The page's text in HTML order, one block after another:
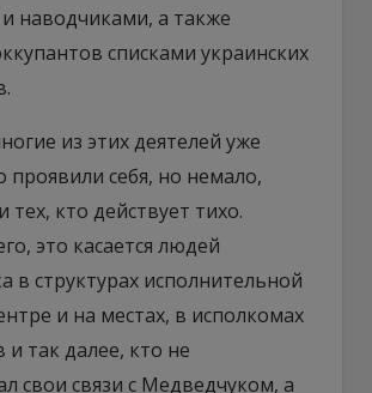
наводчиками, а также
списками украинских
из этих деятелей уже
проявили себя, но немало,
тех, кто действует тихо.
это касается людей
в структурах исполнительной
и на местах, в исполкомах
и так далее, кто не
свои связи с Медведчуком, а